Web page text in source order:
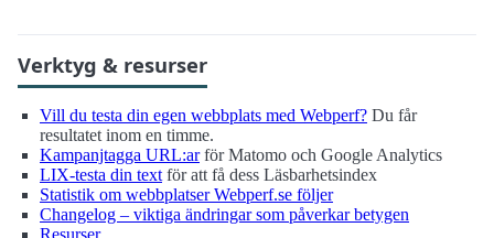
Verktyg & resurser
Vill du testa din egen webbplats med Webperf? Du får
resultatet inom en timme.
Kampanjtagga URL:arför Matomo och Google Analytics
LIX-testa din text för att få dess Läsbarhetsindex
Statistik om webbplatser Webperf.se följer
Changelog – viktiga ändringar som påverkar betygen
Resurser